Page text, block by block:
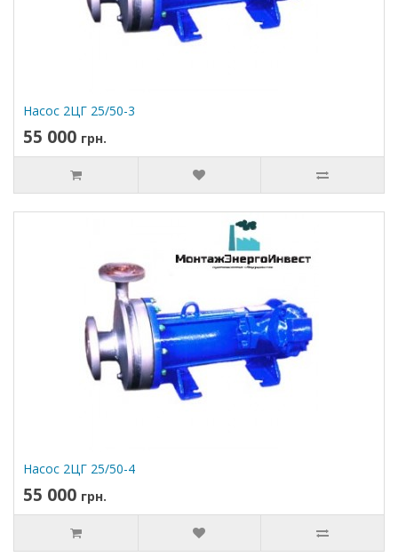
Насос 2ЦГ 25/50-3
55 000 грн.
Насос 2ЦГ 25/50-4
55 000 грн.